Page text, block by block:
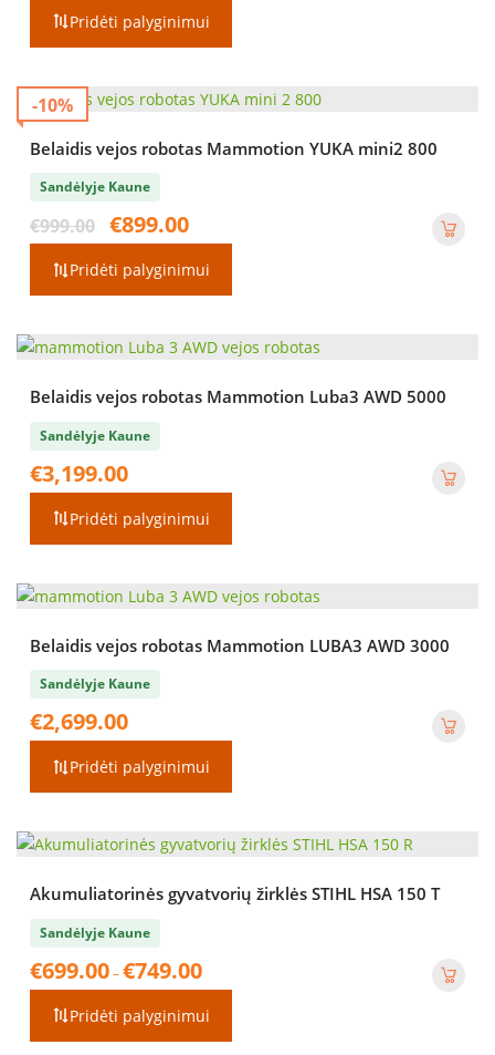
was:
€1,299.00.
Pridėti palyginimui
-10%
Belaidis vejos robotas Mammotion YUKA mini2 800
Sandėlyje Kaune
€999.00
Original
price
was:
€999.00.
€899.00
€899.00.
Pridėti palyginimui
Belaidis vejos robotas Mammotion Luba3 AWD 5000
Sandėlyje Kaune
€3,199.00
Pridėti palyginimui
Belaidis vejos robotas Mammotion LUBA3 AWD 3000
Sandėlyje Kaune
€2,699.00
Pridėti palyginimui
Akumuliatorinės gyvatvorių žirklės STIHL HSA 150 T
Sandėlyje Kaune
€699.00–€749.00
€699.00
through
Pridėti palyginimui